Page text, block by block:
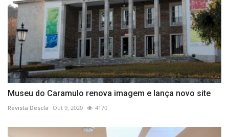
Museu do Caramulo renova imagem e lança novo site
Revista Descla Out 9, 2020 4170